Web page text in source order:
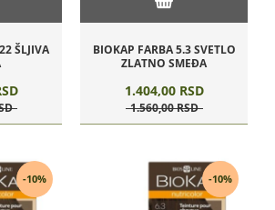
ŠLJIVA
BIOKAP FARBA 5.3 SVETLO
ZLATNO SMEĐA
1.404,00 RSD
1.560,00RSD
-10% -10%